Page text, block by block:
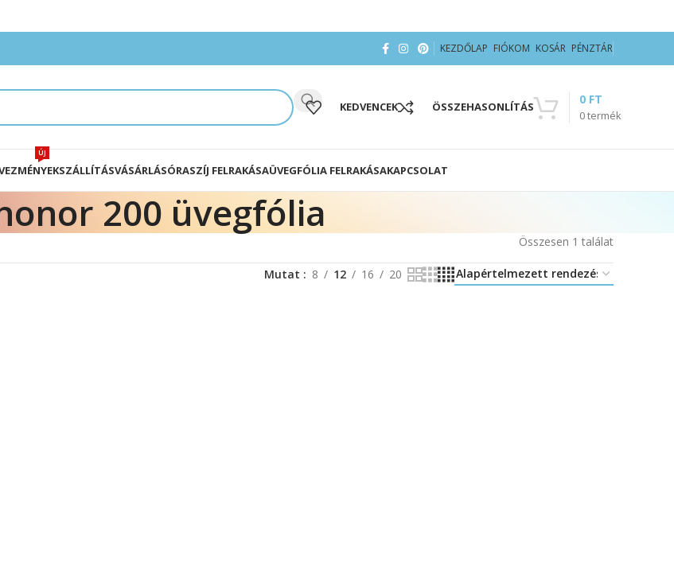
KEZDŐLAP FIÓKOM KOSÁR PÉNZTÁR
KEDVENCEK ÖSSZEHASONLÍTÁS
0termék
0 FT
ÚJ
SZÁLLÍTÁSVÁSÁRLÁSÓRASZÍJ FELRAKÁSAÜVEGFÓLIA FELRAKÁSAKAPCSOLAT
200 üvegfólia
Összesen 1 találat
Mutat 8 12 16 20